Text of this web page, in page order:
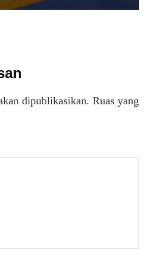
dipublikasikan. Ruas yang